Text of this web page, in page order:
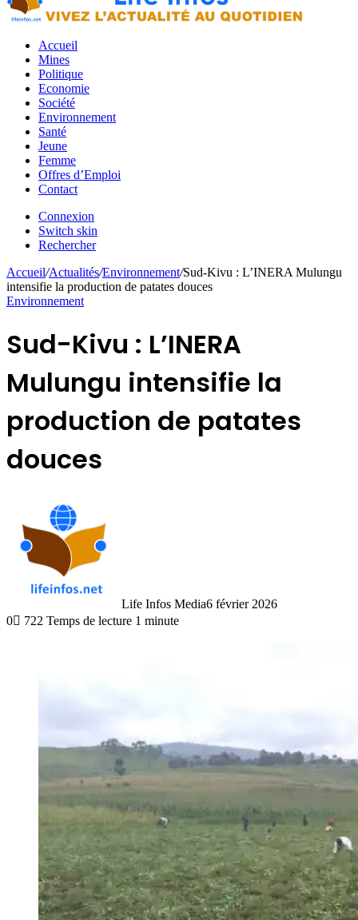
Accueil
Mines
Politique
Economie
Société
Environnement
Santé
Jeune
Femme
Offres d’Emploi
Contact
Connexion
Switch skin
Rechercher
Accueil/Actualités/Environnement/Sud-Kivu : L’INERA Mulungu
intensifie la production de patates douces
Environnement
Sud-Kivu : L’INERA
Mulungu intensifie la
production de patates
douces
Life Infos Media6 février 2026
0
722 Temps de lecture 1 minute